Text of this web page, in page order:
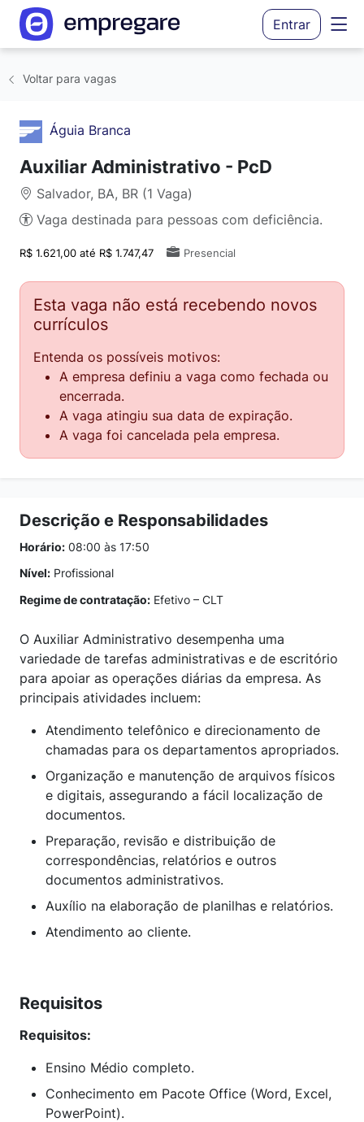
Entrar
Voltar para vagas
Águia Branca
Auxiliar Administrativo - PcD
Salvador, BA, BR (1 Vaga)
Vaga destinada para pessoas com deficiência.
R$ 1.621,00 até R$ 1.747,47 Presencial
Esta vaga não está recebendo novos
currículos
Entenda os possíveis motivos:
A empresa definiu a vaga como fechada ou
encerrada.
A vaga atingiu sua data de expiração.
A vaga foi cancelada pela empresa.
Descrição e Responsabilidades
Horário: 08:00 às 17:50
Nível: Profissional
Regime de contratação: Efetivo – CLT
O Auxiliar Administrativo desempenha uma
variedade de tarefas administrativas e de escritório
para apoiar as operações diárias da empresa. As
principais atividades incluem:
Atendimento telefônico e direcionamento de
chamadas para os departamentos apropriados.
Organização e manutenção de arquivos físicos
e digitais, assegurando a fácil localização de
documentos.
Preparação, revisão e distribuição de
correspondências, relatórios e outros
documentos administrativos.
Auxílio na elaboração de planilhas e relatórios.
Atendimento ao cliente.
Requisitos
Requisitos:
Ensino Médio completo.
Conhecimento em Pacote Office (Word, Excel,
PowerPoint).